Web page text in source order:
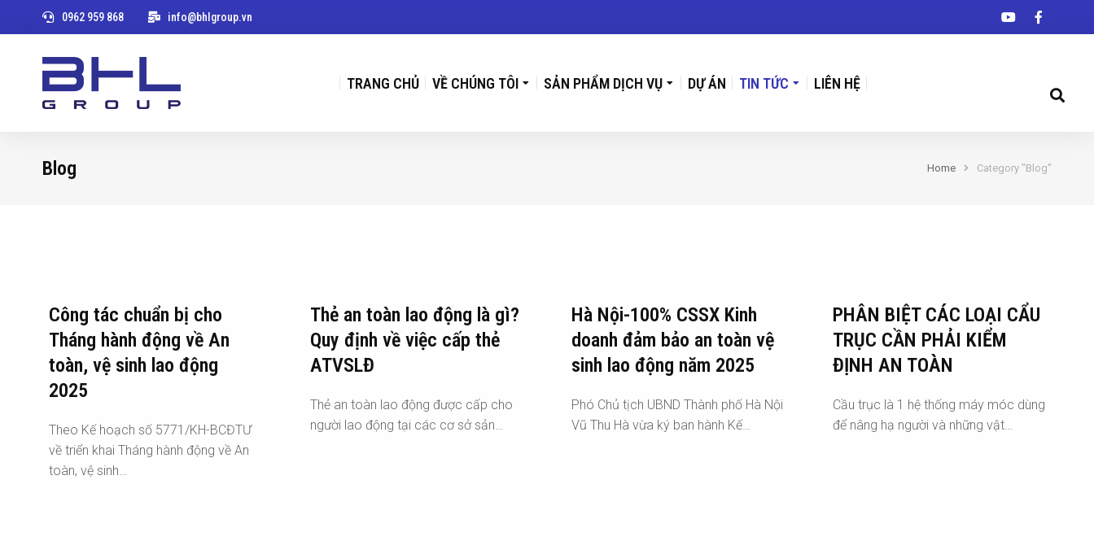
0962 959 868 info@bhlgroup.vn
TRANG CHỦ VỀ CHÚNG TÔI SẢN PHẨM DỊCH VỤ DỰ ÁN TIN TỨC LIÊN HỆ
Blog Home Category "Blog"
Công tác chuẩn bị cho
Tháng hành động về An
toàn, vệ sinh lao động
2025
Theo Kế hoạch số 5771/KH-BCĐTƯ
về triển khai Tháng hành động về An
toàn, vệ sinh…
Thẻ an toàn lao động là gì?
Quy định về việc cấp thẻ
ATVSLĐ
Thẻ an toàn lao động được cấp cho
người lao động tại các cơ sở sản…
Hà Nội-100% CSSX Kinh
doanh đảm bảo an toàn vệ
sinh lao động năm 2025
Phó Chủ tịch UBND Thành phố Hà Nội
Vũ Thu Hà vừa ký ban hành Kế…
PHÂN BIỆT CÁC LOẠI CẨU
TRỤC CẦN PHẢI KIỂM
ĐỊNH AN TOÀN
Cầu trục là 1 hệ thống máy móc dùng
để nâng hạ người và những vật…